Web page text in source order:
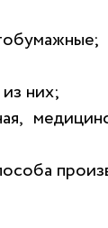
них;